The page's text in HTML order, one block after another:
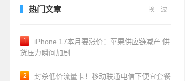
热门文章 换一波
1
iPhone 17本月要涨价：苹果供应链减产 供
货压力瞬间加剧
2
封杀低价流量卡！移动联通电信下便宜套餐